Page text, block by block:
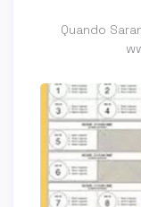
Quando